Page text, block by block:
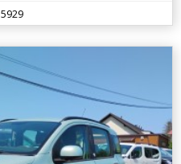
5929